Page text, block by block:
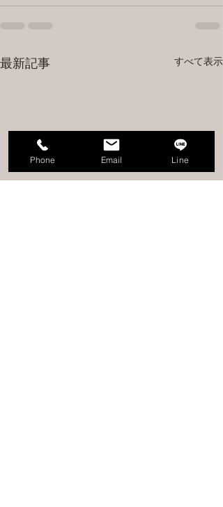
最新記事 すべて表示
Phone Email Line